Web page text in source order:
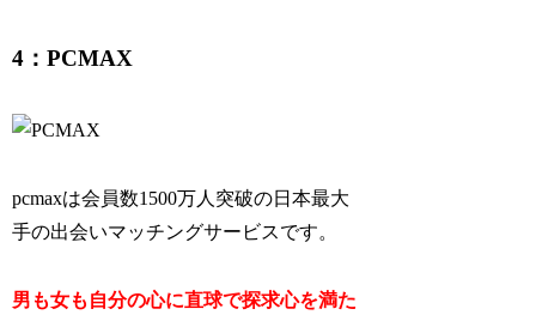
4：PCMAX
pcmaxは会員数1500万人突破の日本最大
手の出会いマッチングサービスです。
男も女も自分の心に直球で探求心を満た